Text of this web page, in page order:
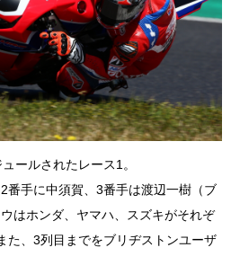
ールされたレース1。
番手に中須賀、3番手は渡辺一樹（ブ
はホンダ、ヤマハ、スズキがそれぞ
た、3列目までをブリヂストンユーザ